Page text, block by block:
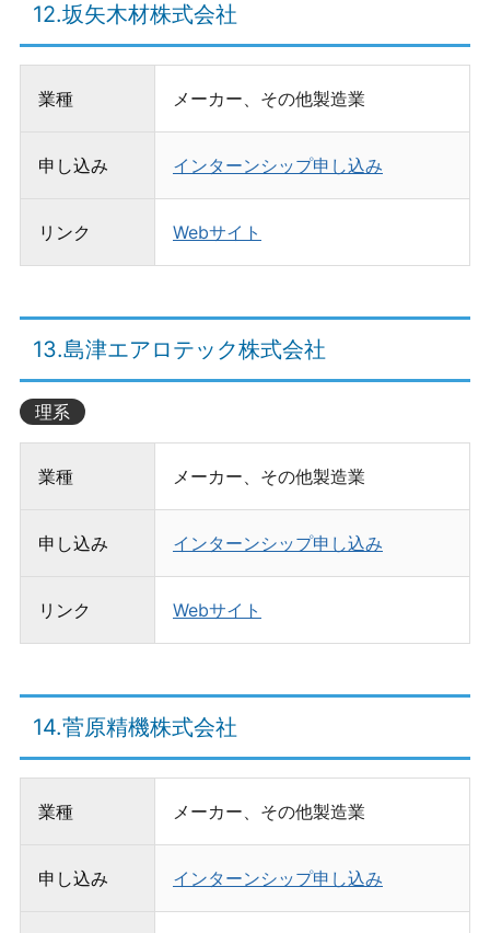
12.坂矢木材株式会社
業種 メーカー、その他製造業
申し込み インターンシップ申し込み
リンク Webサイト
13.島津エアロテック株式会社
理系
業種 メーカー、その他製造業
申し込み インターンシップ申し込み
リンク Webサイト
14.菅原精機株式会社
業種 メーカー、その他製造業
申し込み インターンシップ申し込み